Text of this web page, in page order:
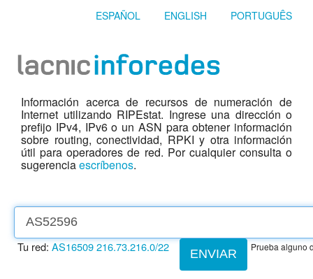
ESPAÑOL ENGLISH PORTUGUÊS
Información acerca de recursos de numeración de
Internet utilizando RIPEstat. Ingrese una dirección o
prefijo IPv4, IPv6 o un ASN para obtener información
sobre routing, conectividad, RPKI y otra información
útil para operadores de red. Por cualquier consulta o
sugerenciaescríbenos.
ENVIAR
Tu red: AS16509216.73.216.0/22 Prueba alguno